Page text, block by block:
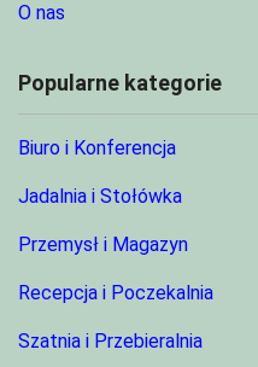
O nas
Popularne kategorie
Biuro i Konferencja
Jadalnia i Stołówka
Przemysł i Magazyn
Recepcja i Poczekalnia
Szatnia i Przebieralnia